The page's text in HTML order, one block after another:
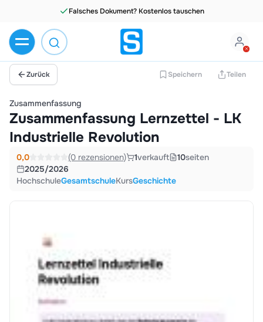
Falsches Dokument? Kostenlos tauschen
Zurück Speichern Teilen
Zusammenfassung
Zusammenfassung Lernzettel - LK
Industrielle Revolution
0,0 (0 rezensionen) 1verkauft 10seiten
2025/2026
HochschuleGesamtschuleKursGeschichte